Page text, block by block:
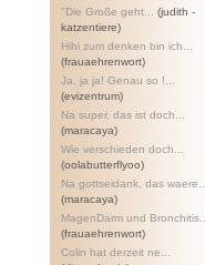
"Die Große geht...
(judith -
katzentiere)
Hihi zum denken bin ich...
(frauaehrenwort)
Ja, ja ja! Genau so !...
(evizentrum)
Na super, das ist doch...
(maracaya)
Wie verschieden doch...
(oolabutterflyoo)
Na gottseidank, das waere...
(maracaya)
MagenDarm und Bronchitis...
(frauaehrenwort)
Colin hat derzeit ne...